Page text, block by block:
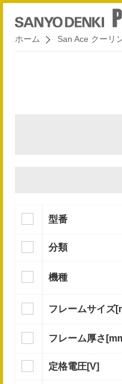
ホーム San Ace クーリ
型番
分類
機種
フレームサイズ
フレーム厚さ
定格電圧[V]